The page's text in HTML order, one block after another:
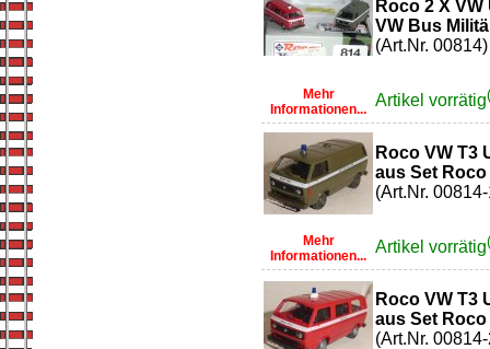
Mehr
Informationen...
Roco 2 X
VW Bus
(Art.Nr. 00814)
Artikel vorrätig
Mehr
Informationen...
Roco VW T3
aus Set Roco
(Art.Nr.
Artikel vorrätig
Roco VW T3
aus Set Roco
(Art.Nr.